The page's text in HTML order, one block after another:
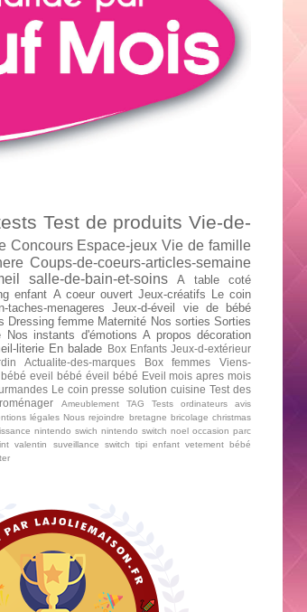
Test de produits Vie-de-
Concours Espace-jeux Vie de famille
Coups-de-coeurs-articles-semaine
salle-de-bain-et-soins A table
coté
enfant A coeur ouvert Jeux-créatifs Le coin
taches-menageres Jeux-d-éveil
vie de bébé
Dressing femme Maternité Nos sorties Sorties
Nos instants d'émotions A propos décoration
literie En balade Box Enfants Jeux-d-extérieur
Actualite-des-marques Box femmes
Viens-
eveil bébé éveil bébé Eveil mois apres mois
Le coin presse solution cuisine Test des
Ameublement TAG Tests ordinateurs
avis
légales Nous rejoindre bretagne bricolage christmas
nintendo swich nintendo switch noel occasion parc
valentin suveillance switch tipi enfant vetement bébé